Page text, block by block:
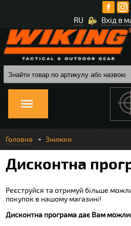
Вхід в
RU
Головна Знижки
Дисконтна
Реєструйся та отримуй більше
покупок в нашому магазині!
Дисконтна програма дає Вам